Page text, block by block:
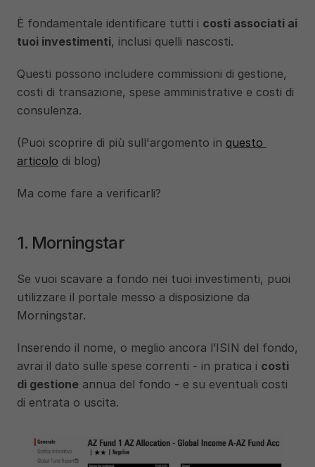
È fondamentale identificare tutti i costi associati ai
tuoi investimenti, inclusi quelli nascosti.
Questi possono includere commissioni di gestione,
costi di transazione, spese amministrative e costi di
consulenza.
(Puoi scoprire di più sull'argomento in questo
articolo di blog)
Ma come fare a verificarli?
1. Morningstar
Se vuoi scavare a fondo nei tuoi investimenti, puoi
utilizzare il portale messo a disposizione da
Morningstar.
Inserendo il nome, o meglio ancora l’ISIN del fondo,
avrai il dato sulle spese correnti - in pratica i costi
di gestione annua del fondo - e su eventuali costi
di entrata o uscita.